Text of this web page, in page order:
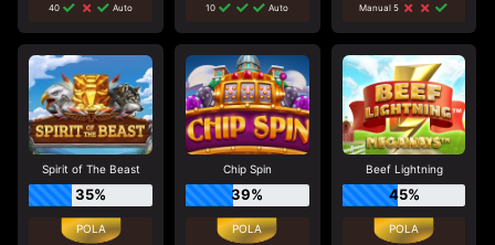
40
Auto
10
Auto
Manual 5
Spirit of The Beast
35%
Chip Spin
39%
Beef Lightning
45%